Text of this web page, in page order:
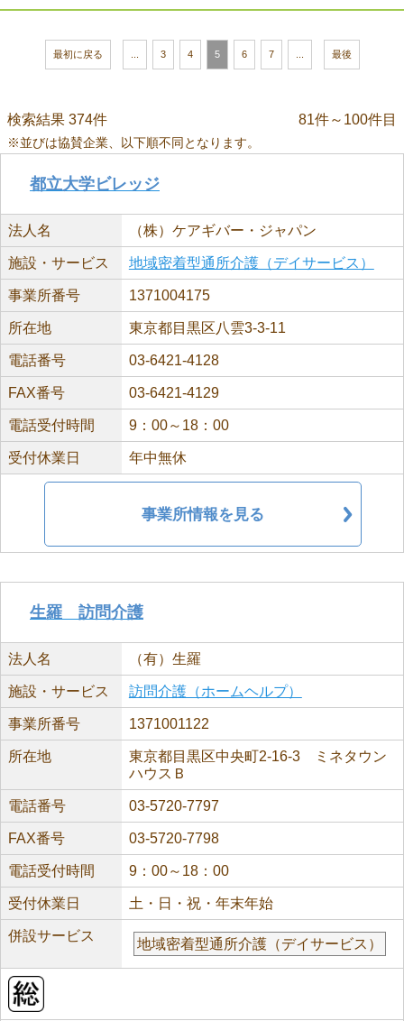
最初に戻る 3 4 5 6 7 最後
検索結果 374件 81件～100件目
※並びは協賛企業、以下順不同となります。
都立大学ビレッジ
法人名 （株）ケアギバー・ジャパン
施設・サービス 地域密着型通所介護（デイサービス）
事業所番号 1371004175
所在地 東京都目黒区八雲3-3-11
電話番号 03-6421-4128
FAX番号 03-6421-4129
電話受付時間 9：00～18：00
受付休業日 年中無休
事業所情報を見る
生羅 訪問介護
法人名 （有）生羅
施設・サービス 訪問介護（ホームヘルプ）
事業所番号 1371001122
所在地
東京都目黒区中央町2-16-3 ミネタウン
ハウスＢ
電話番号 03-5720-7797
FAX番号 03-5720-7798
電話受付時間 9：00～18：00
受付休業日 土・日・祝・年末年始
併設サービス
地域密着型通所介護（デイサービス）